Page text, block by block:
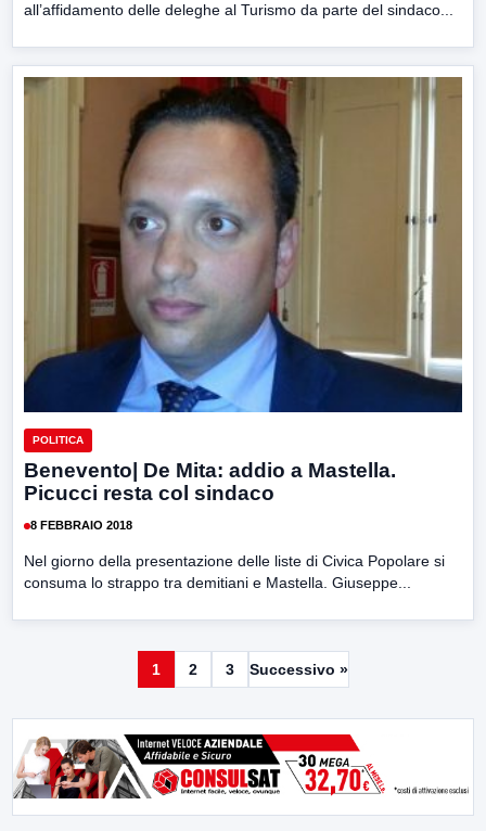
all’affidamento delle deleghe al Turismo da parte del sindaco...
POLITICA
Benevento| De Mita: addio a Mastella.
Picucci resta col sindaco
8 FEBBRAIO 2018
Nel giorno della presentazione delle liste di Civica Popolare si
consuma lo strappo tra demitiani e Mastella. Giuseppe...
1 2 3 Successivo »